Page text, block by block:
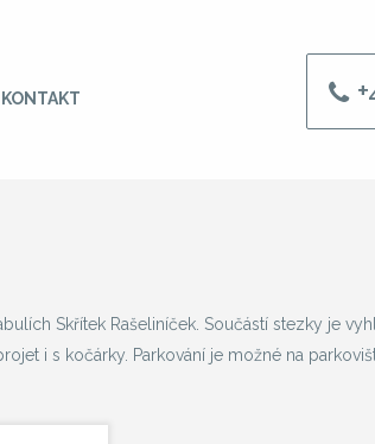
Skřítek Rašeliníček. Součástí stezky je
i s kočárky. Parkování je možné na
KONTAKT